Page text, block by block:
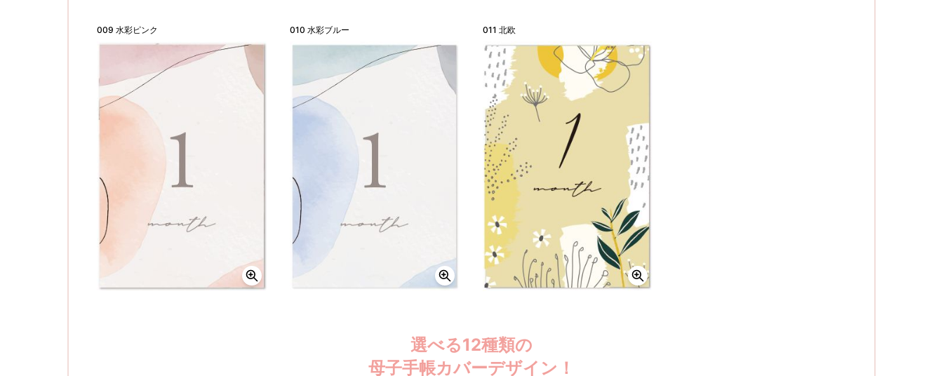
009 水彩ピンク 010 水彩ブルー 011 北欧
選べる12種類の
母子手帳カバーデザイン！